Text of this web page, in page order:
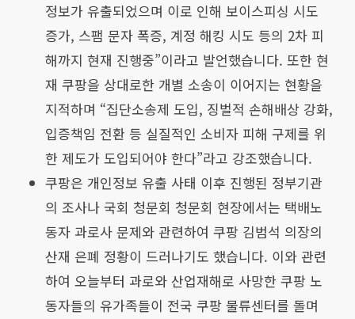
정보가 유출되었으며 이로 인해 보이스피싱 시도
증가, 스팸 문자 폭증, 계정 해킹 시도 등의 2차 피
해까지 현재 진행중”이라고 발언했습니다. 또한 현
재 쿠팡을 상대로한 개별 소송이 이어지는 현황을
지적하며 “집단소송제 도입, 징벌적 손해배상 강화,
입증책임 전환 등 실질적인 소비자 피해 구제를 위
한 제도가 도입되어야 한다”라고 강조했습니다.
쿠팡은 개인정보 유출 사태 이후 진행된 정부기관
의 조사나 국회 청문회 청문회 현장에서는 택배노
동자 과로사 문제와 관련하여 쿠팡 김범석 의장의
산재 은폐 정황이 드러나기도 했습니다. 이와 관련
하여 오늘부터 과로와 산업재해로 사망한 쿠팡 노
동자들의 유가족들이 전국 쿠팡 물류센터를 돌며